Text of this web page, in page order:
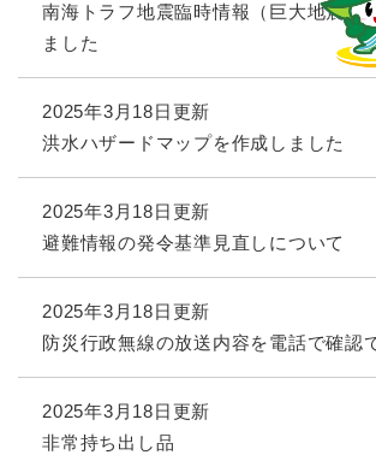
南海トラフ地震臨時情報（巨大地震注
ました
2025年3月18日更新
洪水ハザードマップを作成しました
2025年3月18日更新
避難情報の発令基準見直しについて
2025年3月18日更新
防災行政無線の放送内容を電話で確認
2025年3月18日更新
非常持ち出し品